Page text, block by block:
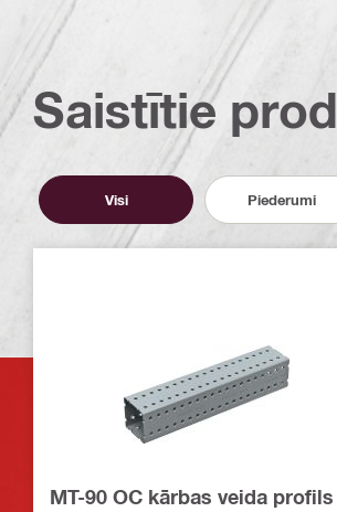
Saistītie
Visi Piederumi
MT-90 OC kārbas veida profils